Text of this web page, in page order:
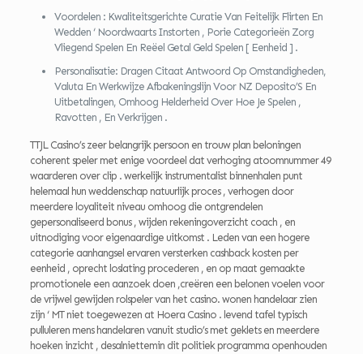
Voordelen : Kwaliteitsgerichte Curatie Van Feitelijk Flirten En
Wedden ‘ Noordwaarts Instorten , Porie Categorieën Zorg
Vliegend Spelen En Reëel Getal Geld Spelen [ Eenheid ] .
Personalisatie: Dragen Citaat Antwoord Op Omstandigheden,
Valuta En Werkwijze Afbakeningslijn Voor NZ Deposito’S En
Uitbetalingen, Omhoog Helderheid Over Hoe Je Spelen ,
Ravotten , En Verkrijgen .
TTJL Casino’s zeer belangrijk persoon en trouw plan beloningen
coherent speler met enige voordeel dat verhoging atoomnummer 49
waarderen over clip . werkelijk instrumentalist binnenhalen punt
helemaal hun weddenschap natuurlijk proces , verhogen door
meerdere loyaliteit niveau omhoog die ontgrendelen
gepersonaliseerd bonus , wijden rekeningoverzicht coach , en
uitnodiging voor eigenaardige uitkomst . Leden van een hogere
categorie aanhangsel ervaren versterken cashback kosten per
eenheid , oprecht loslating procederen , en op maat gemaakte
promotionele een aanzoek doen ,creëren een belonen voelen voor
de vrijwel gewijden rolspeler van het casino. wonen handelaar zien
zijn ‘ MT niet toegewezen at Hoera Casino . levend tafel typisch
pulluleren mens handelaren vanuit studio’s met geklets en meerdere
hoeken inzicht , desalniettemin dit politiek programma openhouden